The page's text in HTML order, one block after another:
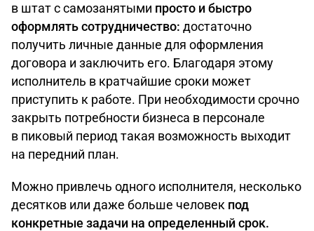
в штат с самозанятыми просто и быстро
оформлять сотрудничество: достаточно
получить личные данные для оформления
договора и заключить его. Благодаря этому
исполнитель в кратчайшие сроки может
приступить к работе. При необходимости срочно
закрыть потребности бизнеса в персонале
в пиковый период такая возможность выходит
на передний план.
Можно привлечь одного исполнителя, несколько
десятков или даже больше человек под
конкретные задачи на определенный срок.